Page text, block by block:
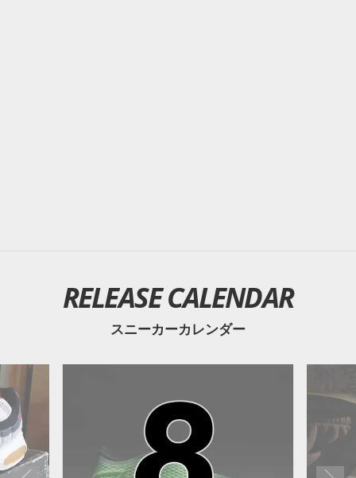
RELEASE CALENDAR
スニーカーカレンダー